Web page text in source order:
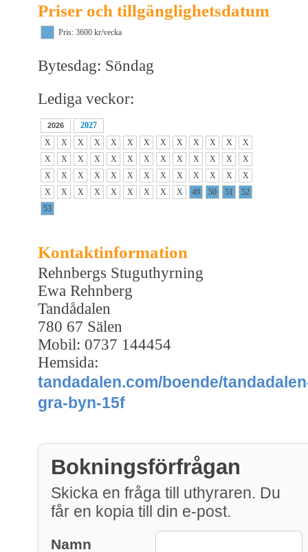
Priser och tillgänglighetsdatum
Pris: 3600 kr/vecka
Bytesdag: Söndag
Lediga veckor:
2026
2027
X
X X X X X X X X X X X
X
X
X X X X X X X X X X X
X
X
X X X X X X X X X X X
X
X
X X X X X X X X 49 50 51
52
53
Kontaktinformation
Rehnbergs Stuguthyrning
Ewa Rehnberg
Tandådalen
780 67 Sälen
Mobil: 0737 144454
Hemsida:
tandadalen.com/boende/
gra-byn-15f
Bokningsförfrågan
Skicka en fråga till uthyraren. Du
får en kopia till din e-post.
Namn